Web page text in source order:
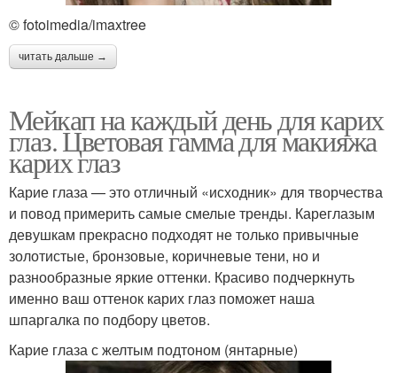
© fotoimedia/imaxtree
читать дальше →
Мейкап на каждый день для карих
глаз. Цветовая гамма для макияжа
карих глаз
Карие глаза — это отличный «исходник» для творчества
и повод примерить самые смелые тренды. Кареглазым
девушкам прекрасно подходят не только привычные
золотистые, бронзовые, коричневые тени, но и
разнообразные яркие оттенки. Красиво подчеркнуть
именно ваш оттенок карих глаз поможет наша
шпаргалка по подбору цветов.
Карие глаза с желтым подтоном (янтарные)